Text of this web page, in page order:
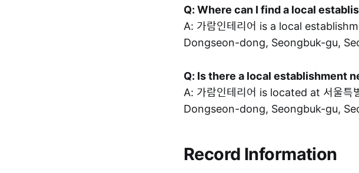
Q: Where can I find a local
A: 가람인테리어 is a local
Dongseon-dong, Seongbuk-gu,
Q: Is there a local establishment
A: 가람인테리어 is located at 서울
Dongseon-dong, Seongbuk-gu,
Record Information